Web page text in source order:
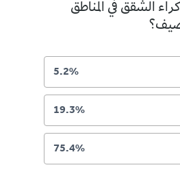
الشقق في المناطق
5.2%
19.3%
75.4%